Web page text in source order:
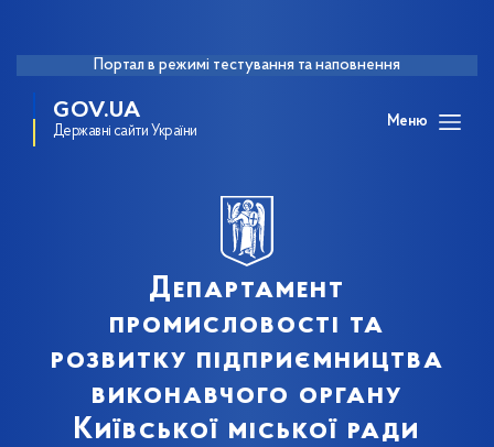
Портал в режимі тестування та наповнення
GOV.UA
Державні сайти України
Меню
Департамент
промисловості та
розвитку підприємництва
виконавчого органу
Київської міської ради